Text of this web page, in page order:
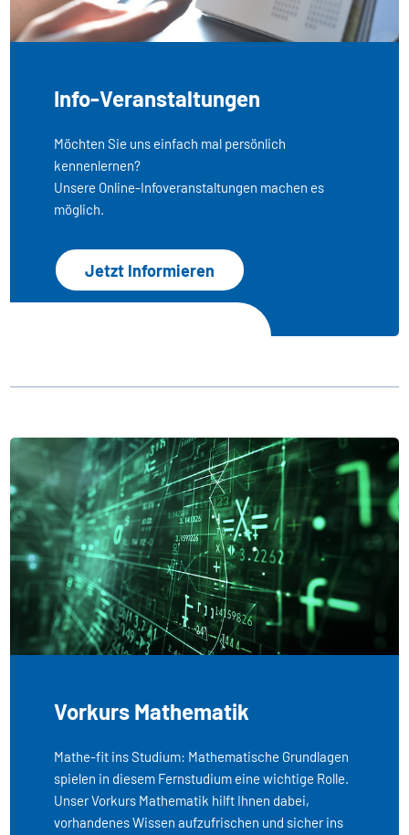
Info-Veranstaltungen
Möchten Sie uns einfach mal persönlich
kennenlernen?
Unsere Online-Infoveranstaltungen machen es
möglich.
Jetzt Informieren
Vorkurs Mathematik
Mathe-fit ins Studium: Mathematische Grundlagen
spielen in diesem Fernstudium eine wichtige Rolle.
Unser Vorkurs Mathematik hilft Ihnen dabei,
vorhandenes Wissen aufzufrischen und sicher ins